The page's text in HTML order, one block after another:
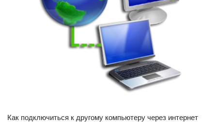
Как подключиться к другому компьютеру через интернет